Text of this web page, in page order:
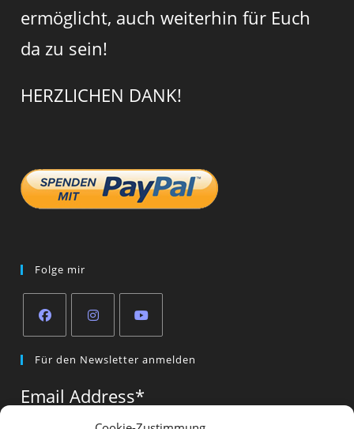
ermöglicht, auch weiterhin für Euch
da zu sein!
HERZLICHEN DANK!
Folge mir
in
new
in
new
in
new
tab
Für den Newsletter anmelden
Email Address*